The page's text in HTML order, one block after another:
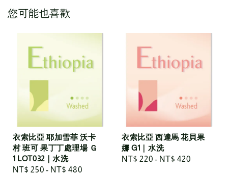
您可能也喜歡
衣索比亞 耶加雪菲 沃卡
村 班可 果丁丁處理場 Ｇ
1 LOT032｜水洗
Regular
NT$ 250 - NT$ 480
衣索比亞 西達馬 花貝果
娜 G1｜水洗
Regular
NT$ 220 - NT$ 420